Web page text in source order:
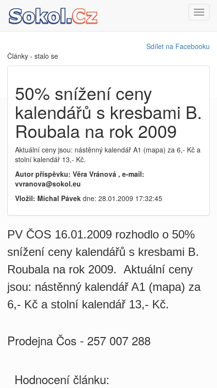
Sdílet na Facebooku
Články - stalo se
50% snížení ceny
kalendářů s kresbami B.
Roubala na rok 2009
Aktuální ceny jsou: nástěnný kalendář A1 (mapa) za 6,- Kč a
stolní kalendář 13,- Kč.
Autor příspěvku: Věra Vránová , e-mail:
vvranova@sokol.eu
Vložil: Michal Pávek dne: 28.01.2009 17:32:45
PV ČOS 16.01.2009 rozhodlo o 50%
snížení ceny kalendářů s kresbami B.
Roubala na rok 2009. Aktuální ceny
jsou: nástěnný kalendář A1 (mapa) za
6,- Kč a stolní kalendář 13,- Kč.
Prodejna Čos - 257 007 288
Hodnocení článku: